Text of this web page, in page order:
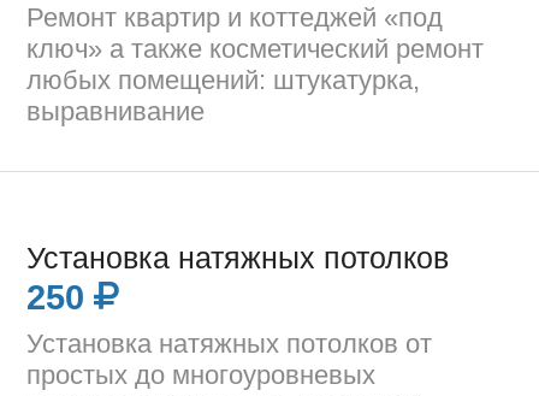
Ремонт квартир и коттеджей «под
ключ» а также косметический ремонт
любых помещений: штукатурка,
выравнивание
Установка натяжных потолков
250
Установка натяжных потолков от
простых до многоуровневых